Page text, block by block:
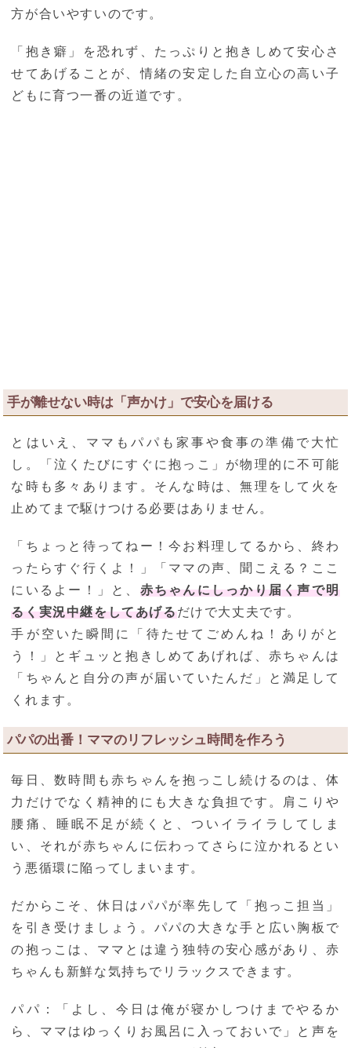
方が合いやすいのです。
「抱き癖」を恐れず、たっぷりと抱きしめて安心さ
せてあげることが、情緒の安定した自立心の高い子
どもに育つ一番の近道です。
手が離せない時は「声かけ」で安心を届ける
とはいえ、ママもパパも家事や食事の準備で大忙
し。「泣くたびにすぐに抱っこ」が物理的に不可能
な時も多々あります。そんな時は、無理をして火を
止めてまで駆けつける必要はありません。
「ちょっと待ってねー！今お料理してるから、終わ
ったらすぐ行くよ！」「ママの声、聞こえる？ここ
にいるよー！」と、 赤ちゃんにしっかり届く声で明
るく実況中継をしてあげるだけで大丈夫です。
手が空いた瞬間に「待たせてごめんね！ありがと
う！」とギュッと抱きしめてあげれば、赤ちゃんは
「ちゃんと自分の声が届いていたんだ」と満足して
くれます。
パパの出番！ママのリフレッシュ時間を作ろう
毎日、数時間も赤ちゃんを抱っこし続けるのは、体
力だけでなく精神的にも大きな負担です。肩こりや
腰痛、睡眠不足が続くと、ついイライラしてしま
い、それが赤ちゃんに伝わってさらに泣かれるとい
う悪循環に陥ってしまいます。
だからこそ、休日はパパが率先して「抱っこ担当」
を引き受けましょう。パパの大きな手と広い胸板で
の抱っこは、ママとは違う独特の安心感があり、赤
ちゃんも新鮮な気持ちでリラックスできます。
パパ：「よし、今日は俺が寝かしつけまでやるか
ら、ママはゆっくりお風呂に入っておいで」と声を